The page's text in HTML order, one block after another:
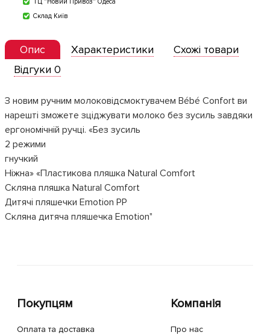
Склад Київ
Опис Характеристики
Схожі товари
Відгуки 0
З новим ручним молоковідсмоктувачем Bébé Confort ви
нарешті зможете зціджувати молоко без зусиль завдяки
ергономічній ручці. «Без зусиль
2 режими
гнучкий
Ніжна» «Пластикова пляшка Natural Comfort
Скляна пляшка Natural Comfort
Дитячі пляшечки Emotion PP
Скляна дитяча пляшечка Emotion"
Покупцям
Оплата та доставка
Компанія
Про нас